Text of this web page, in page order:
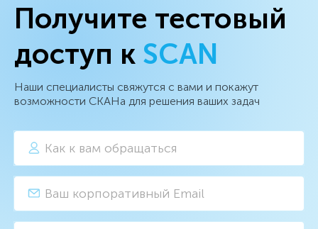
Получите тестовый
доступ к SCAN
Наши специалисты свяжутся с вами и покажут
возможности СКАНа для решения ваших задач